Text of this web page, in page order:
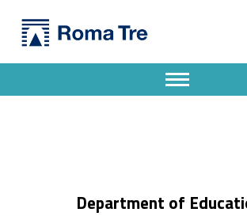
PeF 60 e PeF 30: istanza di riconoscimento crediti per tirocinio - Dipartimento di Scienze della Formazione
Dipartimento di Scienze della Formazione dell'Università degli Studi Roma Tre
Department of
Apri il menu secondario
Header info sidebar